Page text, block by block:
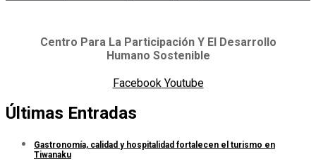
Centro Para La Participación Y El Desarrollo
Humano Sostenible
Facebook Youtube
Últimas Entradas
Gastronomía, calidad y hospitalidad fortalecen el turismo en
Tiwanaku